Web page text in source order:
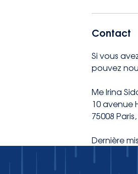
Contact
Si vous
pouvez
Me Irina
10 avenue
75008
Dernière